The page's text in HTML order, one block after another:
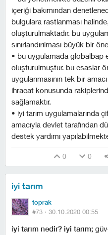
içeriği bakımından
bulgulara rastlanması
oluşturulmaktadır. bu
sınırlandırılması büyük bir
• bu uygulamada globalbap
oluşturulmuştur. bu esaslar
uygulanmasının tek bir
ihracat konusunda
sağlamaktır.
• i̇yi tarım uygulamalarında
amacıyla devlet tarafından
destek yardımı
0 0
i̇yi tarım
toprak
#73 · 30.10.2020 00:55
i̇yi tarım nedir? i̇yi tarım;